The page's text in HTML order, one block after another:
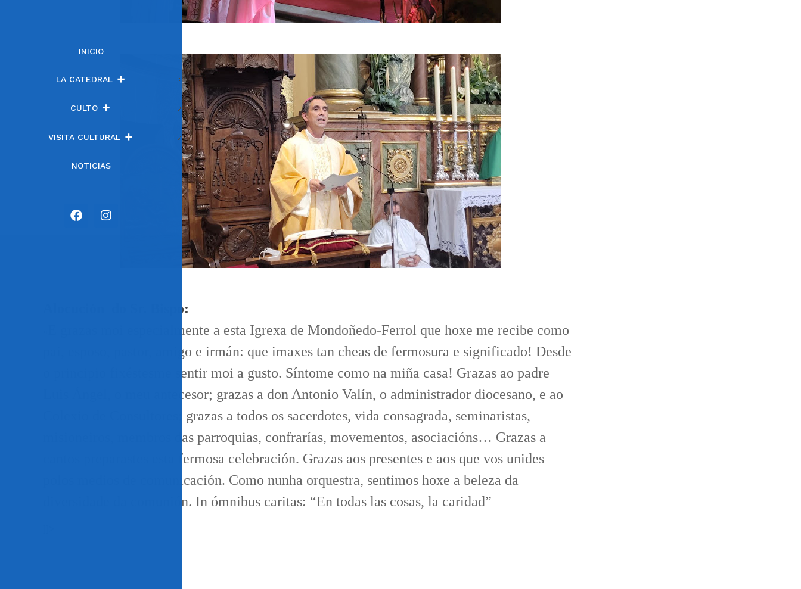
INICIO
LA CATEDRAL
CULTO
VISITA CULTURAL
NOTICIAS
Alocución do Sr. Bispo:
E grazas moi especialmente a esta Igrexa de Mondoñedo-Ferrol que hoxe me recibe como
pai, esposo, pastor, amigo e irmán: que imaxes tan cheas de fermosura e significado! Desde
o principio fixéstesme sentir moi a gusto. Síntome como na miña casa! Grazas ao padre
Luis Ángel, o meu antecesor; grazas a don Antonio Valín, o administrador diocesano, e ao
Colexio de Consultores; grazas a todos os sacerdotes, vida consagrada, seminaristas,
misioneiros, membros das parroquias, confrarías, movementos, asociacións… Grazas a
cantos preparastes esta fermosa celebración. Grazas aos presentes e aos que vos unides
polos medios de comunicación. Como nunha orquestra, sentimos hoxe a beleza da
diversidade da comunión. In ómnibus caritas: “En todas las cosas, la caridad”